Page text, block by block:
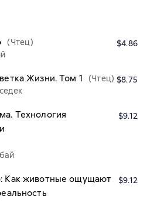
(Чтец)
$4.86
Жизни. Том 1
(Чтец) $8.75
Технология
$9.12
Как животные ощущают
$9.12